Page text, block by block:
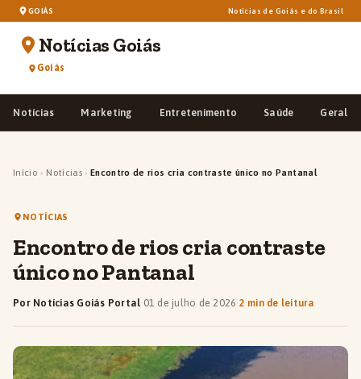
GOIÁS Notícias de Goiás e do Brasil
Notícias Goiás
Goiás
Notícias Marketing Entretenimento Saúde Geral
Início › Notícias › Encontro de rios cria contraste único no Pantanal
NOTÍCIAS
Encontro de rios cria contraste
único no Pantanal
Por Notícias Goiás Portal· 01 de julho de 2026·2 min de leitura